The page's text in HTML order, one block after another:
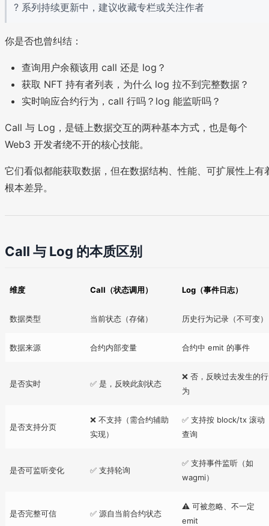
? 系列持续更新中，建议收藏专栏或关注作者
你是否也曾纠结：
查询用户余额该用 call 还是 log？
获取 NFT 持有者列表，为什么 log 拉不到完整数据？
实时响应合约行为，call 行吗？log 能监听吗？
Call 与 Log，是链上数据交互的两种基本方式，也是每个
Web3 开发者绕不开的核心技能。
它们看似都能获取数据，但在数据结构、性能、可扩展性上有
根本差异。
Call 与 Log 的本质区别
维度 Call（状态调用） Log（事件日志）
数据类型 当前状态（存储） 历史行为记录（不可变）
数据来源 合约内部变量 合约中 emit 的事件
是否实时 ✅ 是，反映此刻状态
❌ 否，反映过去发生的行
为
是否支持分页
❌ 不支持（需合约辅助
实现）
✅ 支持按 block/tx 滚动
查询
是否可监听变化 ✅ 支持轮询
✅ 支持事件监听（如
wagmi）
是否完整可信 ✅ 源自当前合约状态
⚠️ 可被忽略、不一定
emit